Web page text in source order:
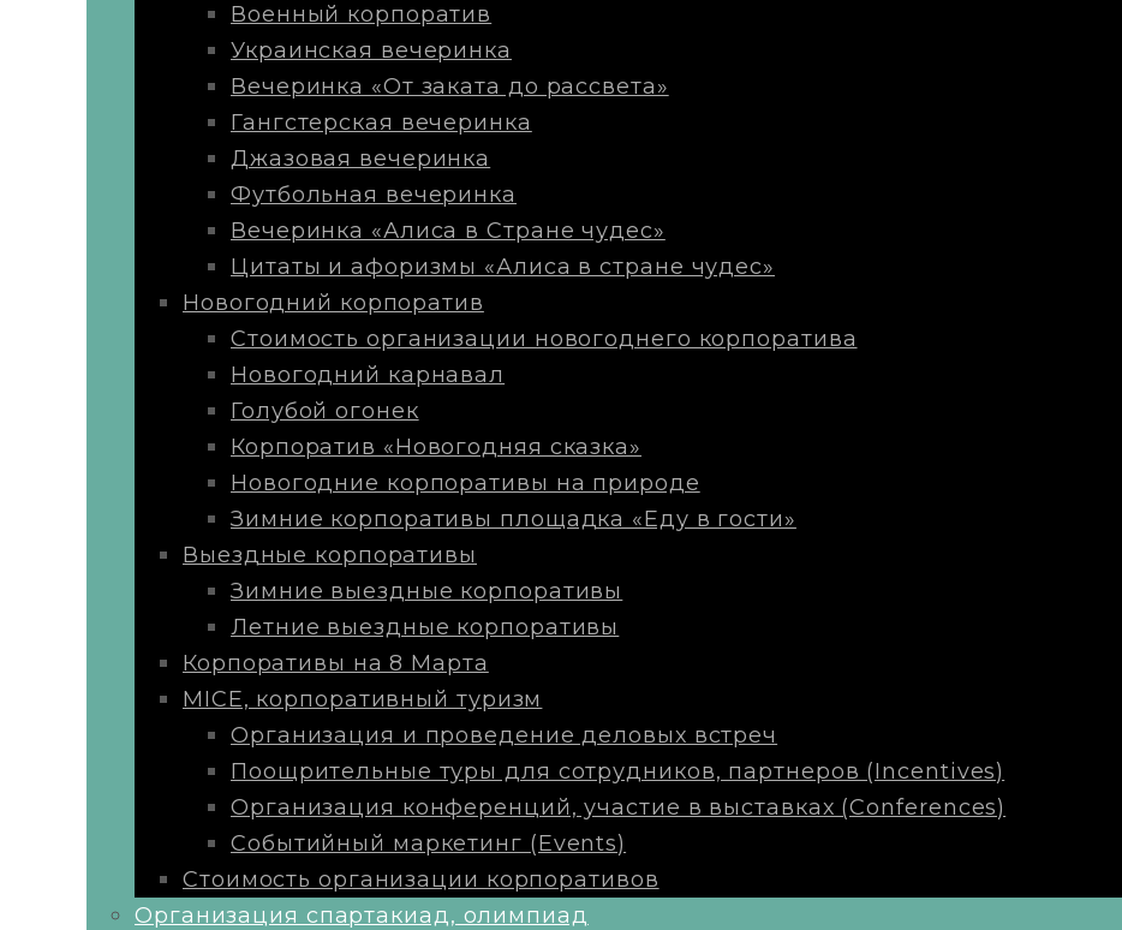
Военный корпоратив
Украинская вечеринка
Вечеринка «От заката до рассвета»
Гангстерская вечеринка
Джазовая вечеринка
Футбольная вечеринка
Вечеринка «Алиса в Стране чудес»
Цитаты и афоризмы «Алиса в стране чудес»
Новогодний корпоратив
Стоимость организации новогоднего корпоратива
Новогодний карнавал
Голубой огонек
Корпоратив «Новогодняя сказка»
Новогодние корпоративы на природе
Зимние корпоративы площадка «Еду в гости»
Выездные корпоративы
Зимние выездные корпоративы
Летние выездные корпоративы
Корпоративы на 8 Марта
MICE, корпоративный туризм
Организация и проведение деловых встреч
Поощрительные туры для сотрудников, партнеров (Incentives)
Организация конференций, участие в выставках (Conferences)
Событийный маркетинг (Events)
Стоимость организации корпоративов
Организация спартакиад, олимпиад